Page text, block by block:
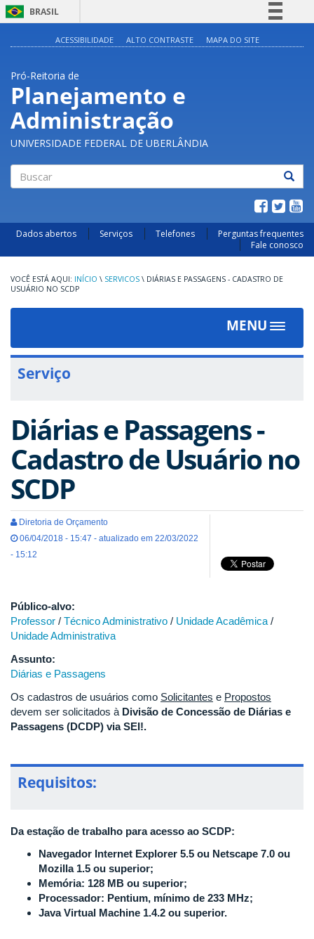
BRASIL
Acesso à informação
ACESSIBILIDADE ALTO CONTRASTE MAPA DO SITE
Pró-Reitoria de
Planejamento e
Administração
UNIVERSIDADE FEDERAL DE UBERLÂNDIA
Dados abertos Serviços Telefones
Perguntas frequentes
Fale conosco
INÍCIO \ SERVICOS \ DIÁRIAS E PASSAGENS - CADASTRO DE
USUÁRIO NO SCDP
MENU
Toggle
Serviço
Diárias e Passagens -
Cadastro de Usuário no
SCDP
Diretoria de Orçamento
06/04/2018 - 15:47 - atualizado em 22/03/2022
- 15:12
Público-alvo:
Professor / Técnico Administrativo / Unidade Acadêmica /
Unidade Administrativa
Assunto:
Diárias e Passagens
Os cadastros de usuários como Solicitantes e Propostos
devem ser solicitados à Divisão de Concessão de Diárias e
Passagens (DCDP) via SEI!.
Requisitos:
Da estação de trabalho para acesso ao SCDP:
Navegador Internet Explorer 5.5 ou Netscape 7.0 ou
Mozilla 1.5 ou superior;
Memória: 128 MB ou superior;
Processador: Pentium, mínimo de 233 MHz;
Java Virtual Machine 1.4.2 ou superior.